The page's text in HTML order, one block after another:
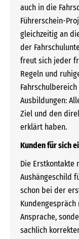
auch in die
Führerschein-
gleichzeitig an
der
freut sich jeder
Regeln und
Ausbildungen:
Ziel und den
erklärt haben.
Kunden für sich
Die Erstkontakte
Aushängeschild
schon bei der
Ansprache,
sachlich